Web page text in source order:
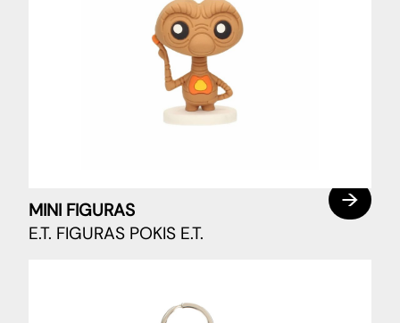
MINI FIGURAS
E.T. FIGURAS POKIS E.T.